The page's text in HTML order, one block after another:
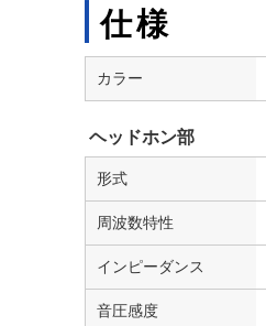
仕様
カラー
ヘッドホン部
形式
周波数特性
インピーダンス
音圧感度